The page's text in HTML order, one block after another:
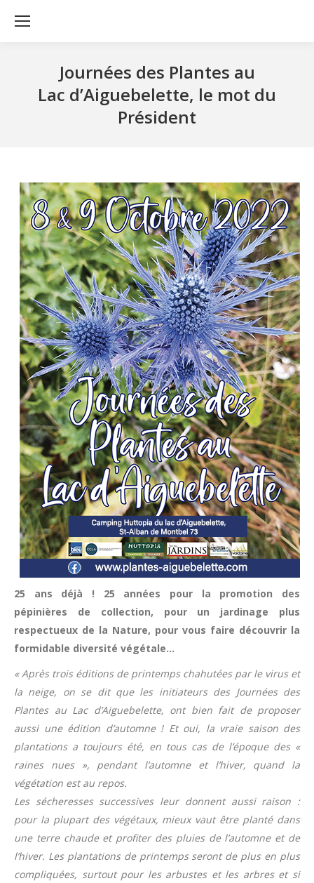
Journées des Plantes au
Lac d’Aiguebelette, le mot du
Président
25 ans déjà ! 25 années pour la promotion des
pépinières de collection, pour un jardinage plus
respectueux de la Nature, pour vous faire découvrir la
formidable diversité végétale…
« Après trois éditions de printemps chahutées par le virus et
la neige, on se dit que les initiateurs des Journées des
Plantes au Lac d’Aiguebelette, ont bien fait de proposer
aussi une édition d’automne ! Et oui, la vraie saison des
plantations a toujours été, en tous cas de l’époque des «
raines nues », pendant l’automne et l’hiver, quand la
végétation est au repos.
Les sécheresses successives leur donnent aussi raison :
pour la plupart des végétaux, mieux vaut être planté dans
une terre chaude et profiter des pluies de l’automne et de
l’hiver. Les plantations de printemps seront de plus en plus
compliquées, surtout pour les arbustes et les arbres et si